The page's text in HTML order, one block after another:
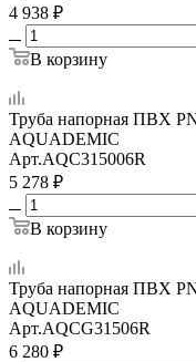
4 938 ₽
В корзину
Труба напорная ПВХ
AQUADEMIC
Арт.AQC315006R
5 278 ₽
В корзину
Труба напорная ПВХ
AQUADEMIC
Арт.AQCG31506R
6 280 ₽